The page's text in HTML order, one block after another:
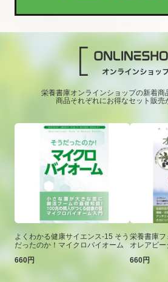
栄養書庫オンラインショップの新着商
商品それぞれにお得なセット販売
よくわかる健康サイエンス-15 そう
だったのか！マイクロバイオーム
660円
栄養書庫
オレアビ
660円